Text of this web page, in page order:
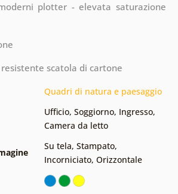
plotter - elevata saturazione
scatola di cartone
Quadri di natura e paesaggio
Ufficio, Soggiorno, Ingresso,
Camera da letto
Su tela, Stampato,
Incorniciato, Orizzontale